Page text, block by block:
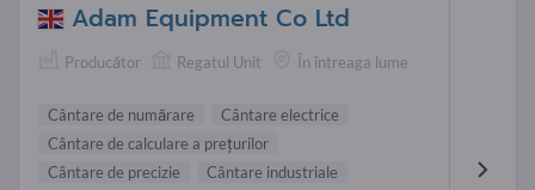
Adam Equipment Co Ltd
Producător Regatul Unit În întreaga lume
Cântare de numărare
Cântare electrice
Cântare de calculare a prețurilor
Cântare de precizie
Cântare industriale